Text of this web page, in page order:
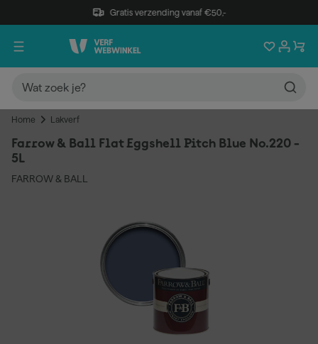
Gratis verzending vanaf €50,-
Home Lakverf
Farrow & Ball Flat Eggshell Pitch Blue No.220 -
5L
FARROW & BALL